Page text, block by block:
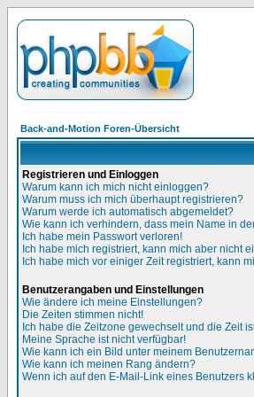
Back-and-Motion Foren-Übersicht
Registrieren und Einloggen
Warum kann ich mich nicht einloggen?
Warum muss ich mich überhaupt registrieren?
Warum werde ich automatisch abgemeldet?
Wie kann ich verhindern, dass mein Name in
Ich habe mein Passwort verloren!
Ich habe mich registriert, kann mich aber nicht
Ich habe mich vor einiger Zeit registriert, kann
Benutzerangaben und Einstellungen
Wie ändere ich meine Einstellungen?
Die Zeiten stimmen nicht!
Ich habe die Zeitzone gewechselt und die Zeit
Meine Sprache ist nicht verfügbar!
Wie kann ich ein Bild unter meinem
Wie kann ich meinen Rang ändern?
Wenn ich auf den E-Mail-Link eines Benutzers